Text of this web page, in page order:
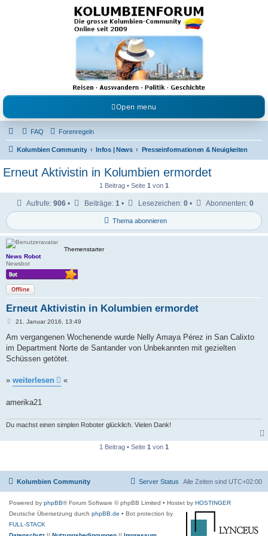
Kolumbienforum - Das
grosse Forum der
Freunde Kolumbiens
Reisen, Auswandern, Kultur, Politik, Geschichte und Visum in Kolumbien und Venezuela.
Austausch, Erfahrungen und Gemeinschaft im Kolumbienforum
Open menu
FAQ Forenregeln
Kolumbien Community Infos | News Presseinformationen & Neuigkeiten
Erneut Aktivistin in Kolumbien ermordet
1 Beitrag • Seite 1 von 1
Thema abonnieren
Aufrufe: 906 • Beiträge: 1 • Lesezeichen: 0 • Abonnenten: 0
Themenstarter
News Robot
Newsbot
Offline
Erneut Aktivistin in Kolumbien ermordet
B
i
r
a
21. Januar 2016, 13:49
Am vergangenen Wochenende wurde Nelly Amaya Pérez in San Calixto
im Department Norte de Santander von Unbekannten mit gezielten
Schüssen getötet.
» weiterlesen «
amerika21
Du machst einen simplen Roboter glücklich. Vielen Dank!
1 Beitrag • Seite 1 von 1
Kolumbien Community Alle Zeiten sind UTC+02:00
Server Status
Powered by phpBB® Forum Software © phpBB Limited • Hostet by HOSTINGER
Deutsche Übersetzung durch phpBB.de • Bot protection by
FULL-STACK